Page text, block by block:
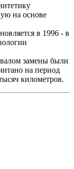
на основе
в 1996 - в
замены были
на период
километров.